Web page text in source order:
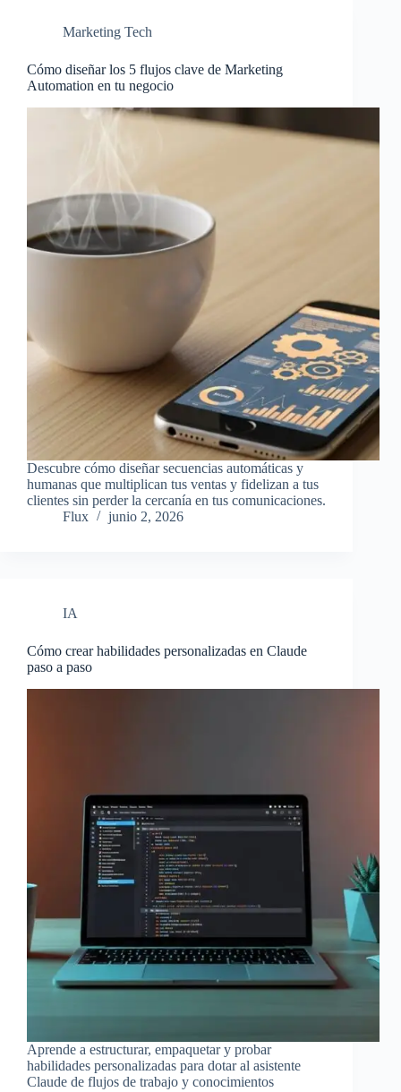
Marketing Tech
Cómo diseñar los 5 flujos clave de Marketing
Automation en tu negocio
Descubre cómo diseñar secuencias automáticas y
humanas que multiplican tus ventas y fidelizan a tus
clientes sin perder la cercanía en tus comunicaciones.
Flux
junio 2, 2026
IA
Cómo crear habilidades personalizadas en Claude
paso a paso
Aprende a estructurar, empaquetar y probar
habilidades personalizadas para dotar al asistente
Claude de flujos de trabajo y conocimientos